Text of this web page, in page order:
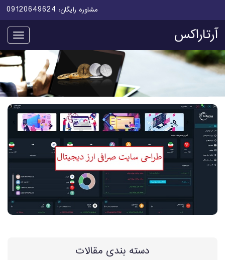
مشاوره رایگان: 09120649624
منو آرتاراکس
دسته بندی مقالات